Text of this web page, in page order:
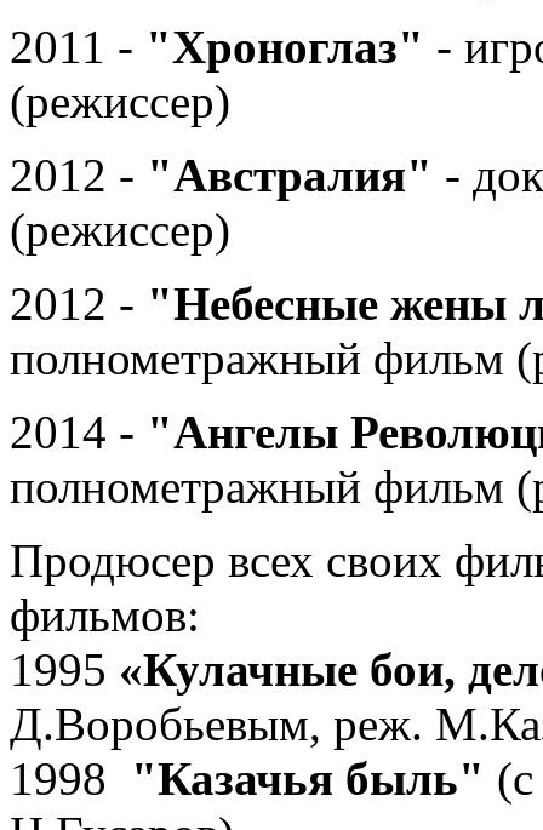
2011 - "Хроноглаз" -
(режиссер)
2012 - "Австралия" -
(режиссер)
2012 - "Небесные жены
полнометражный фильм
2014 - "Ангелы
полнометражный фильм
Продюсер всех своих
фильмов:
1995 «Кулачные бои,
Д.Воробьевым, реж.
1998 "Казачья быль"